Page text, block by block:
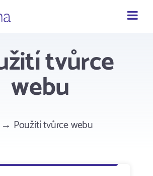
tvůrce
webu
Použití tvůrce webu